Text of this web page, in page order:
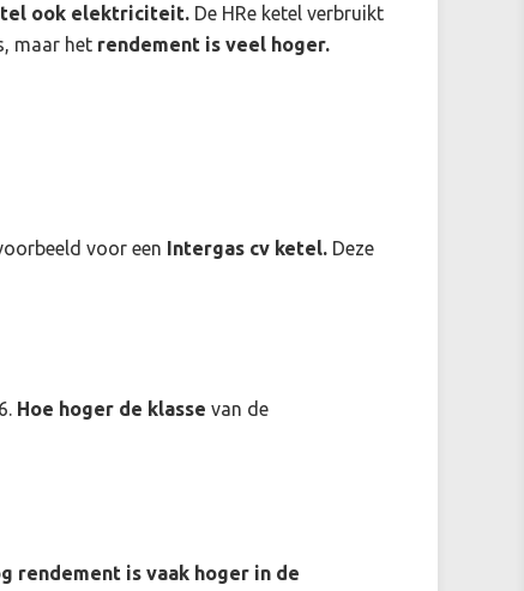
ook elektriciteit.De HRe ketel verbruikt
maar het rendement is veel hoger.
voor een Intergas cv ketel. Deze
Hoe hoger de klasse van de
rendement is vaak hoger in de